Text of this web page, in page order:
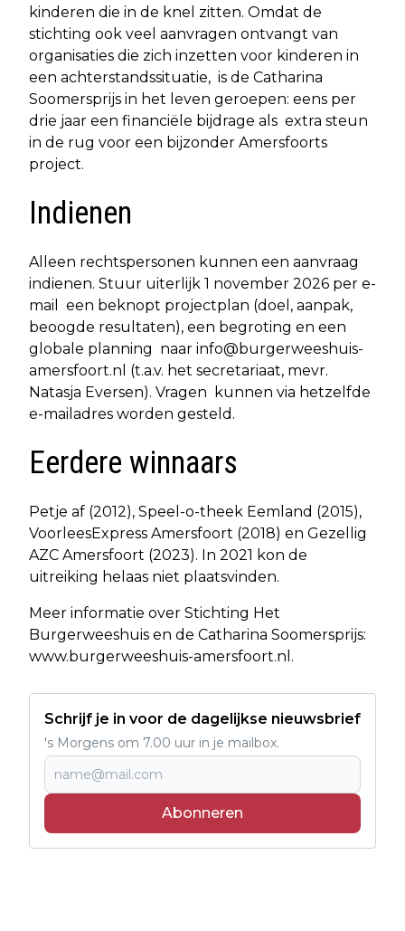
kinderen die in de knel zitten. Omdat de
stichting ook veel aanvragen ontvangt van
organisaties die zich inzetten voor kinderen in
een achterstandssituatie, is de Catharina
Soomersprijs in het leven geroepen: eens per
drie jaar een financiële bijdrage als extra steun
in de rug voor een bijzonder Amersfoorts
project.
Indienen
Alleen rechtspersonen kunnen een aanvraag
indienen. Stuur uiterlijk 1 november 2026 per e-
mail een beknopt projectplan (doel, aanpak,
beoogde resultaten), een begroting en een
globale planning naar info@burgerweeshuis-
amersfoort.nl (t.a.v. het secretariaat, mevr.
Natasja Eversen). Vragen kunnen via hetzelfde
e-mailadres worden gesteld.
Eerdere winnaars
Petje af (2012), Speel-o-theek Eemland (2015),
VoorleesExpress Amersfoort (2018) en Gezellig
AZC Amersfoort (2023). In 2021 kon de
uitreiking helaas niet plaatsvinden.
Meer informatie over Stichting Het
Burgerweeshuis en de Catharina Soomersprijs:
www.burgerweeshuis-amersfoort.nl.
Schrijf je in voor de dagelijkse nieuwsbrief
's Morgens om 7.00 uur in je mailbox.
Abonneren